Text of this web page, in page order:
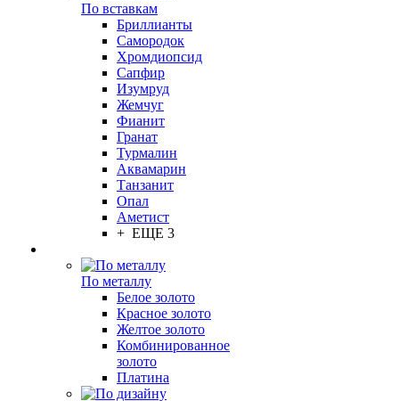
По вставкам
Бриллианты
Самородок
Хромдиопсид
Сапфир
Изумруд
Жемчуг
Фианит
Гранат
Турмалин
Аквамарин
Танзанит
Опал
Аметист
+ ЕЩЕ 3
По металлу
Белое золото
Красное золото
Желтое золото
Комбинированное
золото
Платина